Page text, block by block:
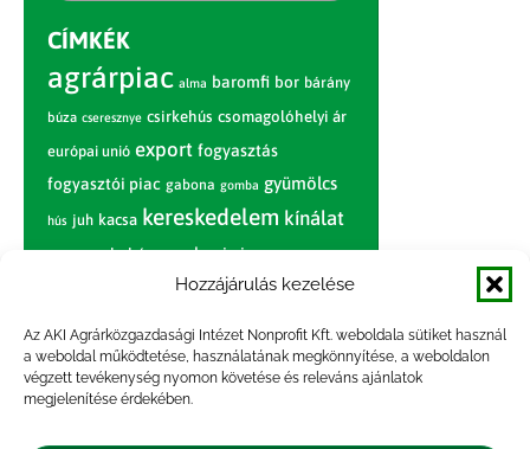
Hozzájárulás kezelése
Az AKI Agrárközgazdasági Intézet Nonprofit Kft. weboldala sütiket használ
a weboldal működtetése, használatának megkönnyítése, a weboldalon
végzett tevékenység nyomon követése és releváns ajánlatok
megjelenítése érdekében.
CÍMKÉK
agrárpiac alma baromfi bor bárány
búza cseresznye csirkehús csomagolóhelyi ár
európai unió export fogyasztás
fogyasztói piac gabona gomba gyümölcs
hús juh kacsa kereskedelem kínálat
körte marhahús nagybani piac narancs
nemzetközi árinformációk
paradicsom piac piaci jelentés
pulyka pulykahús sertés sertéshús
szarvasmarha termelés
termelői